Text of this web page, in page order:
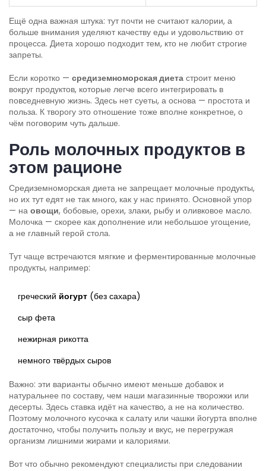
Ещё одна важная штука: тут почти не считают калории, а
больше внимания уделяют качеству еды и удовольствию от
процесса. Диета хорошо подходит тем, кто не любит строгие
запреты.
Если коротко — средиземноморская диета строит меню
вокруг продуктов, которые легче всего интегрировать в
повседневную жизнь. Здесь нет суеты, а основа — простота и
польза. К творогу это отношение тоже вполне конкретное, о
чём поговорим чуть дальше.
Роль молочных продуктов в
этом рационе
Средиземноморская диета не запрещает молочные продукты,
но их тут едят не так много, как у нас принято. Основной упор
— на овощи, бобовые, орехи, злаки, рыбу и оливковое масло.
Молочка — скорее как дополнение или небольшое угощение,
а не главный герой стола.
Тут чаще встречаются мягкие и ферментированные молочные
продукты, например:
греческий йогурт (без сахара)
сыр фета
нежирная рикотта
немного твёрдых сыров
Важно: эти варианты обычно имеют меньше добавок и
натуральнее по составу, чем наши магазинные творожки или
десерты. Здесь ставка идёт на качество, а не на количество.
Поэтому молочного кусочка к салату или чашки йогурта вполне
достаточно, чтобы получить пользу и вкус, не перегружая
организм лишними жирами и калориями.
Вот что обычно рекомендуют специалисты при следовании